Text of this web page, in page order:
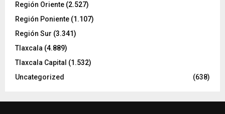
Región Oriente (2.527)
Región Poniente (1.107)
Región Sur (3.341)
Tlaxcala (4.889)
Tlaxcala Capital (1.532)
Uncategorized
(638)